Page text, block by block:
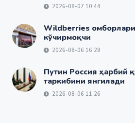
2026-08-07 10:44
Wildberries
кўчирмоқчи
2026-08-06 16:29
Путин Россия ҳарбий
таркибини янгилади
2026-08-06 11:26